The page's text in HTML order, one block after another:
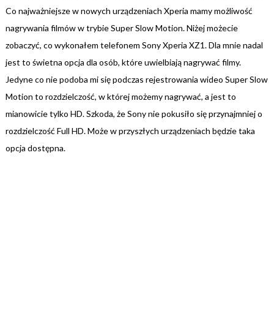
Co najważniejsze w nowych urządzeniach Xperia mamy możliwość
nagrywania filmów w trybie Super Slow Motion. Niżej możecie
zobaczyć, co wykonałem telefonem Sony Xperia XZ1. Dla mnie nadal
jest to świetna opcja dla osób, które uwielbiają nagrywać filmy.
Jedyne co nie podoba mi się podczas rejestrowania wideo Super Slow
Motion to rozdzielczość, w której możemy nagrywać, a jest to
mianowicie tylko HD. Szkoda, że Sony nie pokusiło się przynajmniej o
rozdzielczość Full HD. Może w przyszłych urządzeniach będzie taka
opcja dostępna.